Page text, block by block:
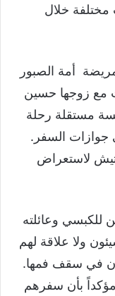
مختلفة خلال
أمة الصبور
مع زوجها حسين
مستقلة رحلة
جوازات السفر.
لاستعراض
للكبسي وعائلته
ولا علاقة لهم
في سقف فمها.
مؤكداً بأن سفرهم